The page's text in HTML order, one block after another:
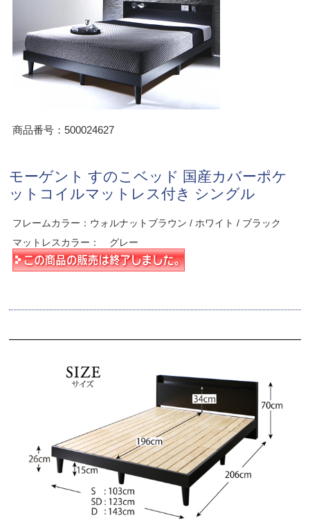
商品番号：500024627
モーゲント すのこベッド 国産カバーポケ
ットコイルマットレス付き シングル
フレームカラー：ウォルナットブラウン / ホワイト / ブラック
マットレスカラー： グレー